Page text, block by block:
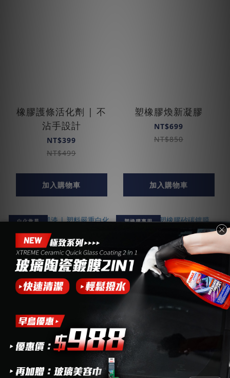
橡膠護條活化劑 | 不
沾手設計
NT$399
NT$499
加入購物車
塑橡膠煥新凝膠
NT$699
NT$850
加入購物車
白化救星
保險桿黑漆 | 塑料嚴
塑橡膠專用
鍍膜 | 塑橡膠矽碳鍍